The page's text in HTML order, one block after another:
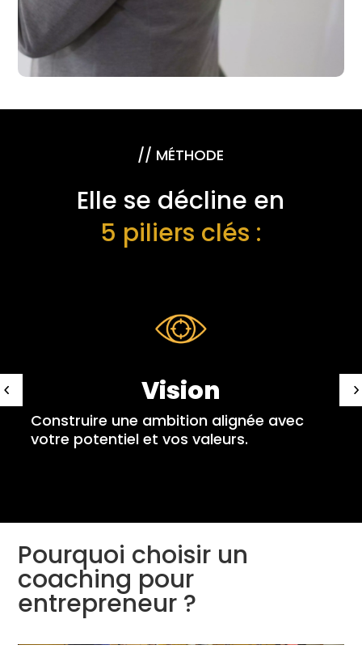
// MÉTHODE
Elle se décline en
5 piliers clés :
Objectifs
Définir un cap mesurable, atteignable et
motivant.
Pourquoi choisir un
coaching pour
entrepreneur ?